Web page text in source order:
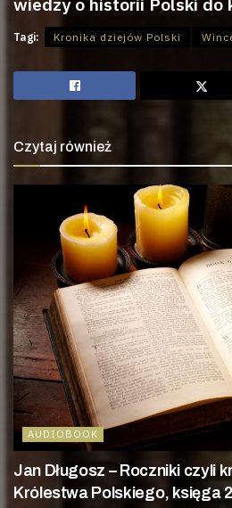
Tagi: Kronika dziejów Polski
Czytaj również
AUDIOBOOK
Jan Długosz – Roczniki czyli
Królestwa Polskiego, księga